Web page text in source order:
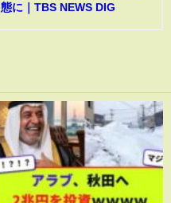
態に｜TBS NEWS DIG